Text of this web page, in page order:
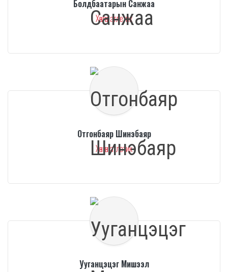
Болдбаатарын Санжаа
Хөнгөн атлетик
Отгонбаяр Шинэбаяр
Хөнгөн атлетик
Ууганцэцэг Мишээл